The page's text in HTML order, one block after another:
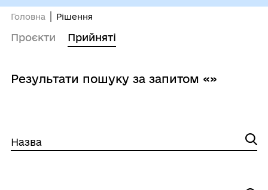
Головна Рішення
Проєкти Прийняті
Результати пошуку за запитом «»
Назва